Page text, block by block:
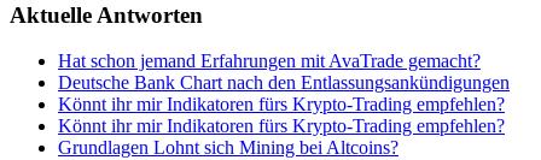
Aktuelle Antworten
Hat schon jemand Erfahrungen mit AvaTrade gemacht?
Deutsche Bank Chart nach den Entlassungsankündigungen
Könnt ihr mir Indikatoren fürs Krypto-Trading empfehlen?
Könnt ihr mir Indikatoren fürs Krypto-Trading empfehlen?
Grundlagen Lohnt sich Mining bei Altcoins?